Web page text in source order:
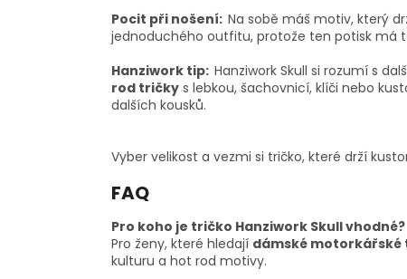
Pocit při nošení: Na sobě máš motiv, který
jednoduchého outfitu, protože ten potisk má
Hanziwork tip: Hanziwork Skull si rozumí s
rod tričky s lebkou, šachovnicí, klíči nebo
dalších kousků.
Vyber velikost a vezmi si tričko, které drží
FAQ
Pro koho je tričko Hanziwork Skull vhodné?
Pro ženy, které hledají dámské
kulturu a hot rod motivy.